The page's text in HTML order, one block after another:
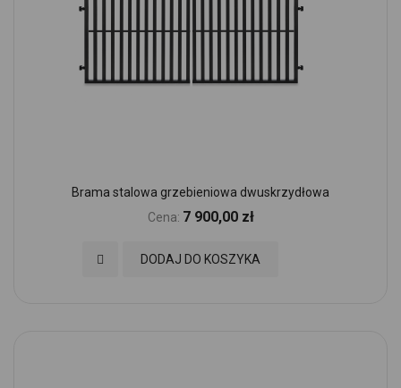
Brama stalowa grzebieniowa dwuskrzydłowa
Cena: 7 900,00 zł
DODAJ DO KOSZYKA
Dodaj do Ulubionych